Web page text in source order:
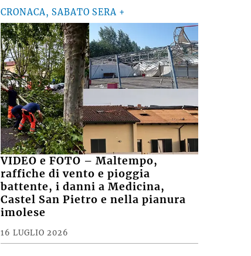
CRONACA, SABATO SERA +
VIDEO e FOTO – Maltempo,
raffiche di vento e pioggia
battente, i danni a Medicina,
Castel San Pietro e nella pianura
imolese
16 LUGLIO 2026